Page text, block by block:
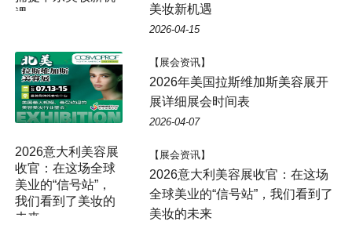
美妆新机遇
2026-04-15
【展会资讯】
2026年美国拉斯维加斯美容展开
展详细展会时间表
2026-04-07
2026意大利美容展
收官：在这场全球
美业的“信号站”，
我们看到了美妆的
未来
【展会资讯】
2026意大利美容展收官：在这场
全球美业的“信号站”，我们看到了
美妆的未来